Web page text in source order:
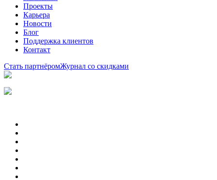
Проекты
Карьера
Новости
Блог
Поддержка клиентов
Контакт
Стать партнёромЖурнал со скидками